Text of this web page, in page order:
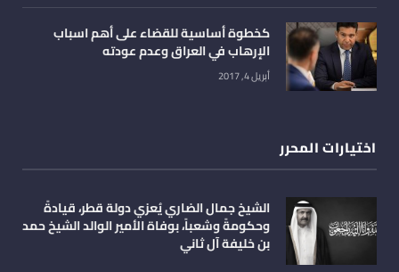
كخطوة أساسية للقضاء على أهم اسباب
الإرهاب في العراق وعدم عودته
أبريل 4, 2017
اختيارات المحرر
الشيخ جمال الضاري يُعزي دولة قطر، قيادةً
وحكومةً وشعباً، بوفاة الأمير الوالد الشيخ حمد
بن خليفة آل ثاني